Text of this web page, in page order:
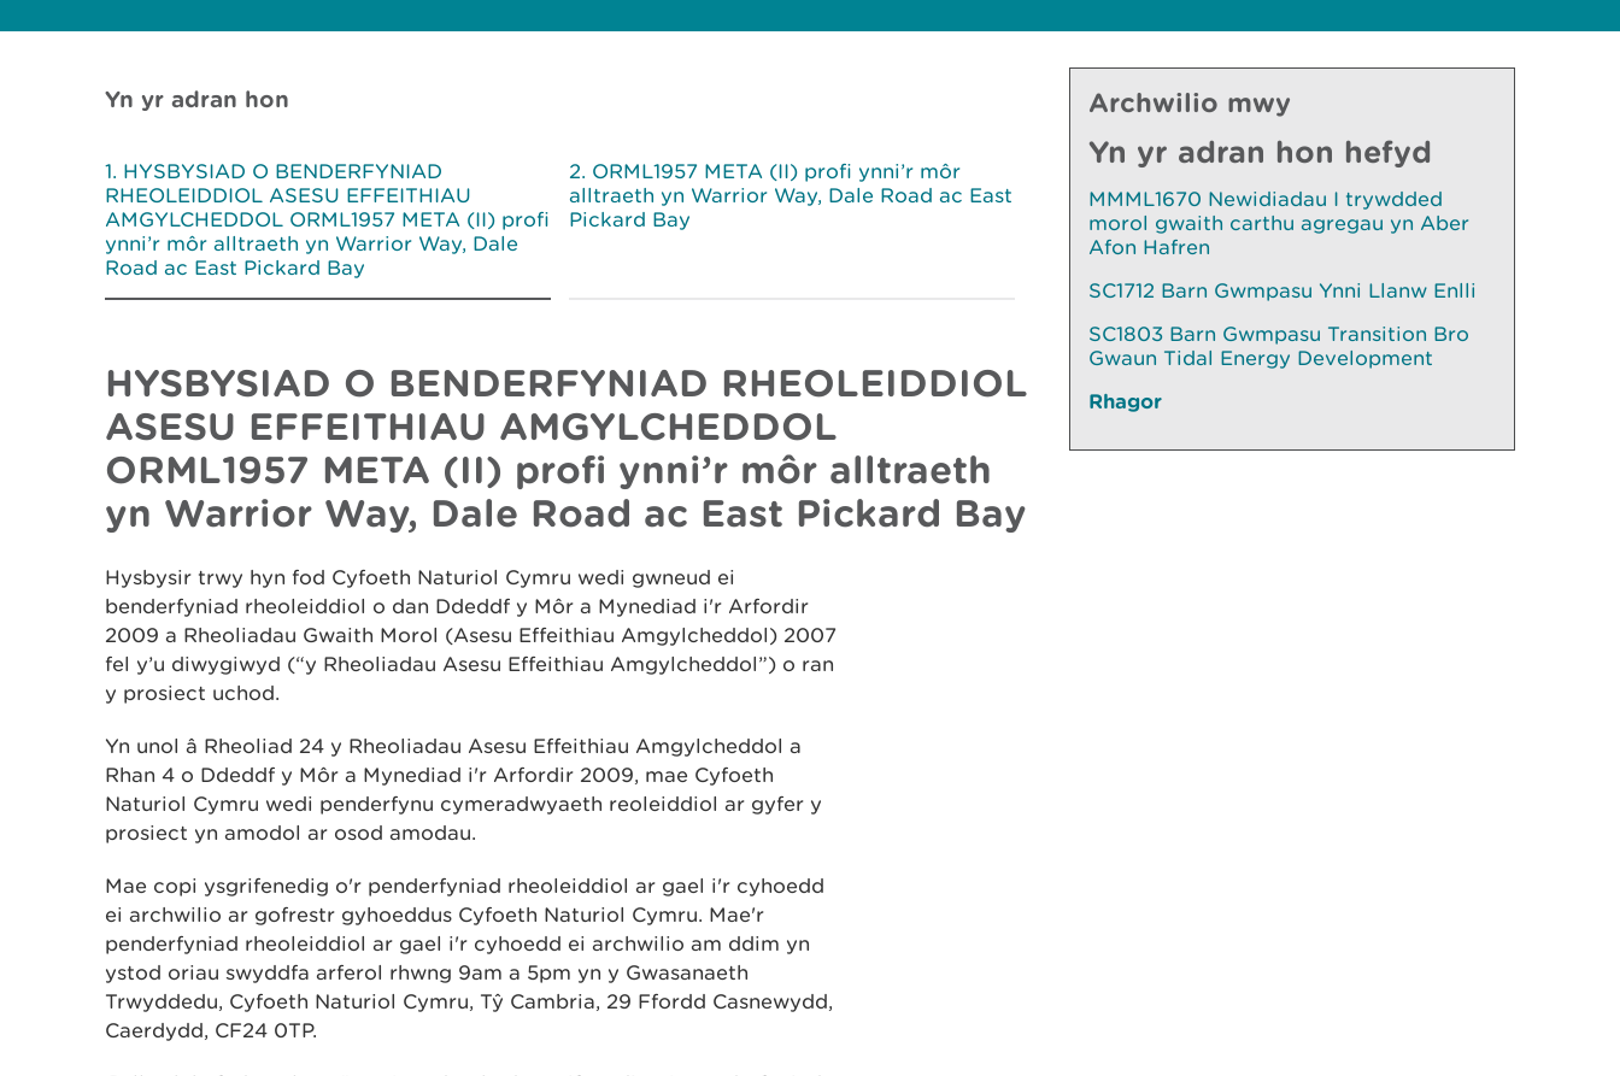
Yn yr adran hon
HYSBYSIAD O BENDERFYNIAD
RHEOLEIDDIOL ASESU EFFEITHIAU
AMGYLCHEDDOL ORML1957 META (II) profi
ynni’r môr alltraeth yn Warrior Way, Dale
Road ac East Pickard Bay
ORML1957 META (II) profi ynni’r môr
alltraeth yn Warrior Way, Dale Road ac East
Pickard Bay
HYSBYSIAD O BENDERFYNIAD RHEOLEIDDIOL
ASESU EFFEITHIAU AMGYLCHEDDOL
ORML1957 META (II) profi ynni’r môr alltraeth
yn Warrior Way, Dale Road ac East Pickard Bay
Hysbysir trwy hyn fod Cyfoeth Naturiol Cymru wedi gwneud ei
benderfyniad rheoleiddiol o dan Ddeddf y Môr a Mynediad i'r Arfordir
2009 a Rheoliadau Gwaith Morol (Asesu Effeithiau Amgylcheddol) 2007
fel y’u diwygiwyd (“y Rheoliadau Asesu Effeithiau Amgylcheddol”) o ran
y prosiect uchod.
Yn unol â Rheoliad 24 y Rheoliadau Asesu Effeithiau Amgylcheddol a
Rhan 4 o Ddeddf y Môr a Mynediad i'r Arfordir 2009, mae Cyfoeth
Naturiol Cymru wedi penderfynu cymeradwyaeth reoleiddiol ar gyfer y
prosiect yn amodol ar osod amodau.
Mae copi ysgrifenedig o'r penderfyniad rheoleiddiol ar gael i'r cyhoedd
ei archwilio ar gofrestr gyhoeddus Cyfoeth Naturiol Cymru. Mae'r
penderfyniad rheoleiddiol ar gael i'r cyhoedd ei archwilio am ddim yn
ystod oriau swyddfa arferol rhwng 9am a 5pm yn y Gwasanaeth
Trwyddedu, Cyfoeth Naturiol Cymru, Tŷ Cambria, 29 Ffordd Casnewydd,
Caerdydd, CF24 0TP.
Archwilio mwy
Yn yr adran hon hefyd
MMML1670 Newidiadau I trywdded
morol gwaith carthu agregau yn Aber
Afon Hafren
SC1712 Barn Gwmpasu Ynni Llanw Enlli
SC1803 Barn Gwmpasu Transition Bro
Gwaun Tidal Energy Development
Rhagor